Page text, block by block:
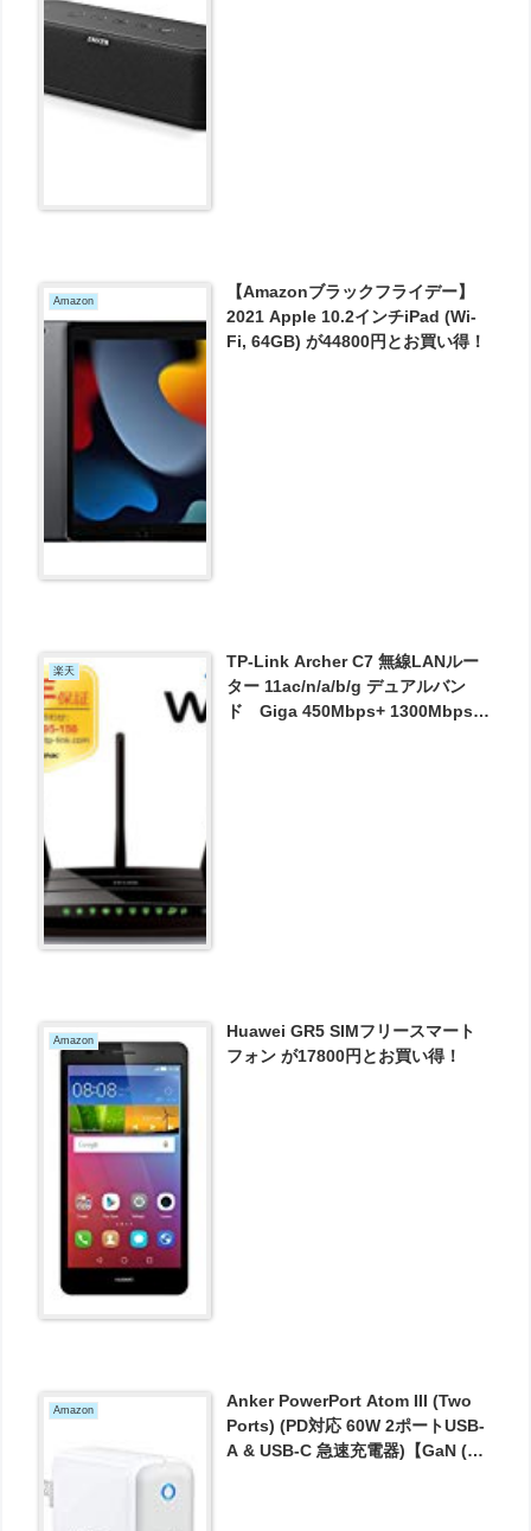
Amazon
【Amazonブラックフライデー】
2021 Apple 10.2インチiPad (Wi-
Fi, 64GB) が44800円とお買い得！
楽天
TP-Link Archer C7 無線LANルー
ター 11ac/n/a/b/g デュアルバン
ド Giga 450Mbps+ 1300Mbps
Amazon
Huawei GR5 SIMフリースマート
フォン が17800円とお買い得！
Amazon
Anker PowerPort Atom III (Two
Ports) (PD対応 60W 2ポートUSB-
A & USB-C 急速充電器)【GaN (窒